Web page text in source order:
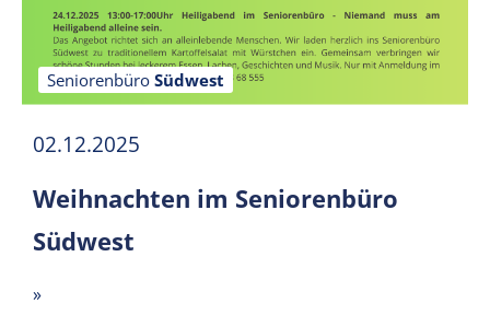
Seniorenbüro Südwest
02.12.2025
Weihnachten im Seniorenbüro
Südwest
»